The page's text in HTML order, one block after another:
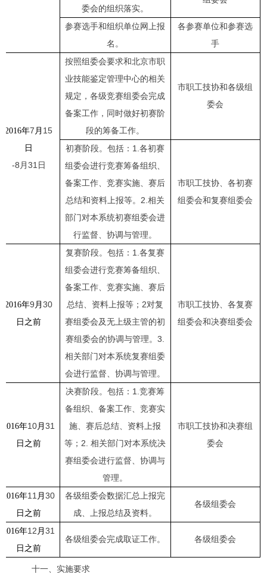
委会的组织落实。
参赛选手和组织单位网上报
名。
各参赛单位和参赛选
手
2016年7 月 15
日
-8月31日
按照组委会要求和北京市职
业技能鉴定管理中心的相关
规定，各级竞赛组委会完成
备案工作，同时做好初赛阶
段的筹备工作。
市职工技协和各级组
委会
初赛阶段。包括： 1.各初赛
组委会进行竞赛筹备组织、
备案工作、竞赛实施、赛后
总结和资料上报等。2.相关
部门对本系统初赛组委会进
行监督、协调与管理。
市职工技协、各初赛
组委会和复赛组委会
2016年9 月30
日 之前
复赛阶段。包括： 1.各复赛
组委会进行竞赛筹备组织、
备案工作、竞赛实施、赛后
总结、资料上报等；2对复
赛组委会及无上级主管的初
赛组委会的协调与管理。3.
相关部门对本系统复赛组委
会进行监督、协调与管理。
市职工技协、各复赛
组委会和决赛组委会
2016年10月31
日 之前
决赛阶段。包括： 1.竞赛筹
备组织、备案工作、竞赛实
施、赛后总结、资料上报
等；2.相关部门对本系统决
赛组委会进行监督、协调与
管理。
市职工技协和决赛组
委会
2016年11 月30
日 之前
各级组委会数据汇总上报完
成、上报总结及资料。
各级组委会
2016年12 月31
日 之前
各级组委会完成取证工作。 各级组委会
十一、实施要求